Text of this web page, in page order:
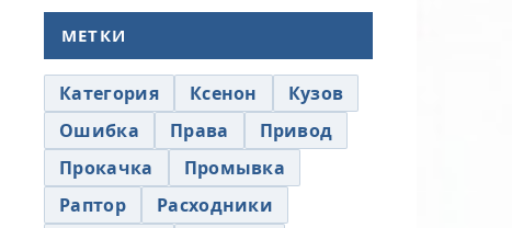
МЕТКИ
Категория Ксенон
Кузов
Ошибка
Права
Привод
Прокачка
Промывка
Раптор
Расходники